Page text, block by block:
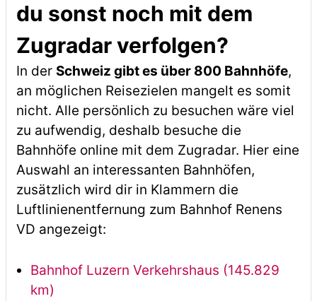
du sonst noch mit dem
Zugradar verfolgen?
In der Schweiz gibt es über 800 Bahnhöfe,
an möglichen Reisezielen mangelt es somit
nicht. Alle persönlich zu besuchen wäre viel
zu aufwendig, deshalb besuche die
Bahnhöfe online mit dem Zugradar. Hier eine
Auswahl an interessanten Bahnhöfen,
zusätzlich wird dir in Klammern die
Luftlinienentfernung zum Bahnhof Renens
VD angezeigt:
Bahnhof Luzern Verkehrshaus (145.829
km)